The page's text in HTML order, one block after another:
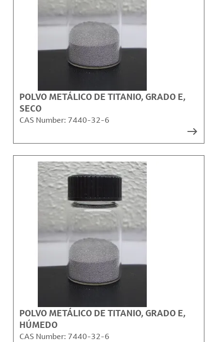
POLVO METÁLICO DE TITANIO, GRADO E,
SECO
CAS Number: 7440-32-6
POLVO METÁLICO DE TITANIO, GRADO E,
HÚMEDO
CAS Number: 7440-32-6